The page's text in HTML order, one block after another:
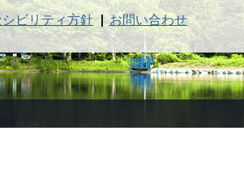
ビリティ方針 お問い合わせ